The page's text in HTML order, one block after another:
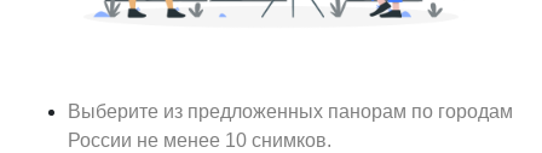
Выберите из предложенных панорам по городам
России не менее 10 снимков.